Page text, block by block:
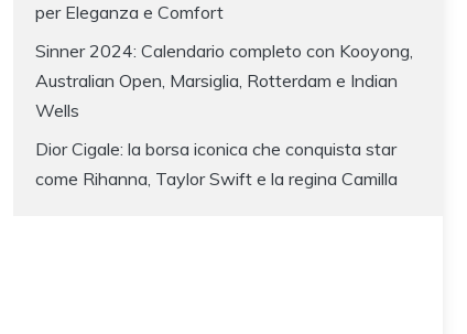
per Eleganza e Comfort
Sinner 2024: Calendario completo con Kooyong,
Australian Open, Marsiglia, Rotterdam e Indian
Wells
Dior Cigale: la borsa iconica che conquista star
come Rihanna, Taylor Swift e la regina Camilla